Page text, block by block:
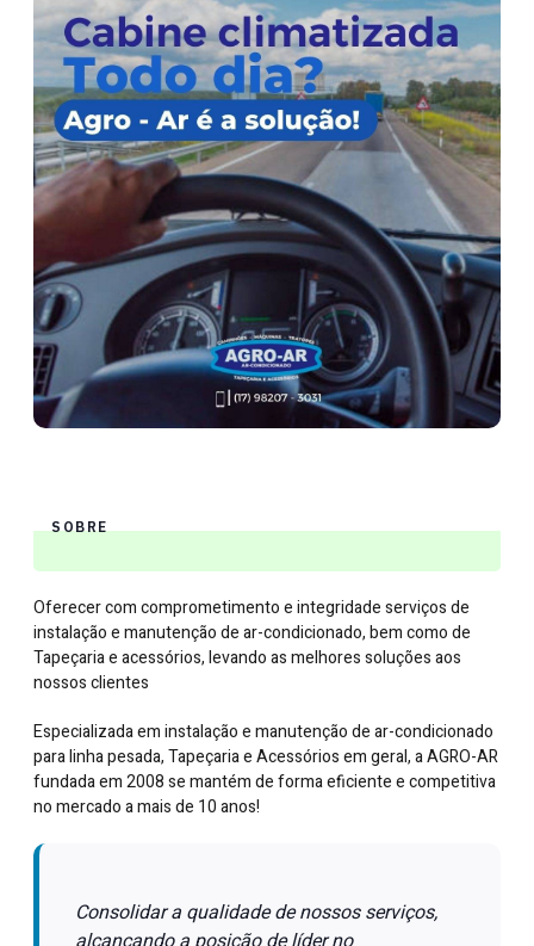
SOBRE
Oferecer com comprometimento e integridade serviços de
instalação e manutenção de ar-condicionado, bem como de
Tapeçaria e acessórios, levando as melhores soluções aos
nossos clientes
Especializada em instalação e manutenção de ar-condicionado
para linha pesada, Tapeçaria e Acessórios em geral, a AGRO-AR
fundada em 2008 se mantém de forma eficiente e competitiva
no mercado a mais de 10 anos!
Consolidar a qualidade de nossos serviços,